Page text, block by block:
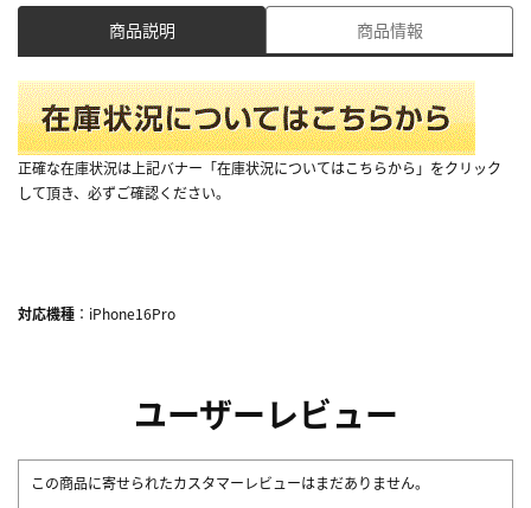
商品説明 商品情報
正確な在庫状況は上記バナー「在庫状況についてはこちらから」をクリック
して頂き、必ずご確認ください。
対応機種 ：iPhone16Pro
ユーザーレビュー
この商品に寄せられたカスタマーレビューはまだありません。